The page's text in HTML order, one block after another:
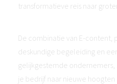
transformatieve reis naar
De combinatie van E-content,
deskundige begeleiding en
gelijkgestemde
je bedrijf naar nieuwe